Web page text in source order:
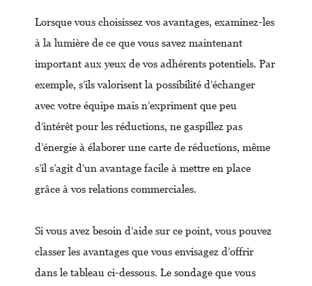
Lorsque vous choisissez vos avantages, examinez-les
à la lumière de ce que vous savez maintenant
important aux yeux de vos adhérents potentiels. Par
exemple, s’ils valorisent la possibilité d’échanger
avec votre équipe mais n’expriment que peu
d’intérêt pour les réductions, ne gaspillez pas
d’énergie à élaborer une carte de réductions, même
s’il s’agit d’un avantage facile à mettre en place
grâce à vos relations commerciales.
Si vous avez besoin d’aide sur ce point, vous pouvez
classer les avantages que vous envisagez d’offrir
dans le tableau ci-dessous. Le sondage que vous